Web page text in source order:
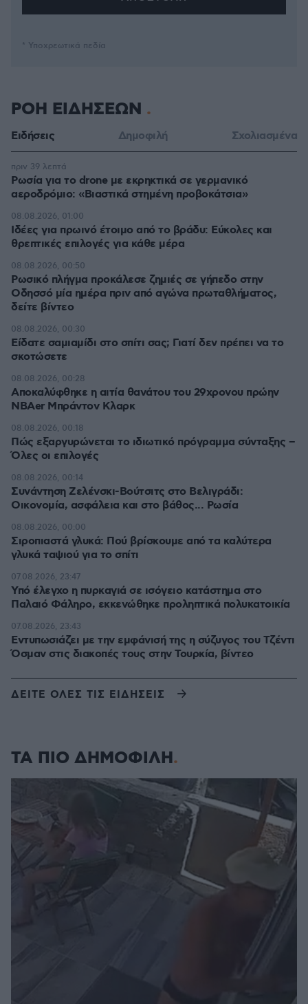
* Υποχρεωτικά πεδία
ΡΟΗ ΕΙΔΗΣΕΩΝ
Ειδήσεις Δημοφιλή Σχολιασμένα
Ρωσία για το drone με εκρηκτικά σε γερμανικό
αεροδρόμιο: «Βιαστικά στημένη προβοκάτσια»
πριν 39 λεπτά
Ιδέες για πρωινό έτοιμο από το βράδυ: Εύκολες και
θρεπτικές επιλογές για κάθε μέρα
08.08.2026, 01:00
Ρωσικό πλήγμα προκάλεσε ζημιές σε γήπεδο στην
Οδησσό μία ημέρα πριν από αγώνα πρωταθλήματος,
δείτε βίντεο
08.08.2026, 00:50
Είδατε σαμιαμίδι στο σπίτι σας; Γιατί δεν πρέπει να το
σκοτώσετε
08.08.2026, 00:30
Αποκαλύφθηκε η αιτία θανάτου του 29χρονου πρώην
NBAer Μπράντον Κλαρκ
08.08.2026, 00:28
Πώς εξαργυρώνεται το ιδιωτικό πρόγραμμα σύνταξης –
Όλες οι επιλογές
08.08.2026, 00:18
Συνάντηση Ζελένσκι-Βούτσιτς στο Βελιγράδι:
Οικονομία, ασφάλεια και στο βάθος... Ρωσία
08.08.2026, 00:14
Σιροπιαστά γλυκά: Πού βρίσκουμε από τα καλύτερα
γλυκά ταψιού για το σπίτι
08.08.2026, 00:00
Υπό έλεγχο η πυρκαγιά σε ισόγειο κατάστημα στο
Παλαιό Φάληρο, εκκενώθηκε προληπτικά πολυκατοικία
07.08.2026, 23:47
Εντυπωσιάζει με την εμφάνισή της η σύζυγος του Τζέντι
Όσμαν στις διακοπές τους στην Τουρκία, βίντεο
07.08.2026, 23:43
ΔΕΙΤΕ ΟΛΕΣ ΤΙΣ ΕΙΔΗΣΕΙΣ
ΤΑ ΠΙΟ ΔΗΜΟΦΙΛΗ